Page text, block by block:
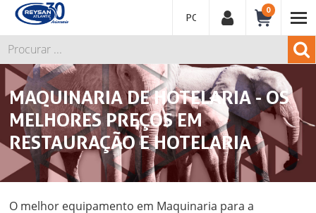
PORTUGUÊS
0
MAQUINARIA DE HOTELARIA - OS
MELHORES PREÇOS EM
RESTAURAÇÃO E HOTELARIA
O melhor equipamento em Maquinaria para a